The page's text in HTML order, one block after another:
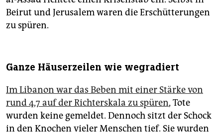
Beirut und Jerusalem waren die Erschütterungen
zu spüren.
Ganze Häuserzeilen wie wegradiert
Im Libanon war das Beben mit einer Stärke von
rund 4,7 auf der Richterskala zu spüren, Tote
wurden keine gemeldet. Dennoch sitzt der Schock
in den Knochen vieler Menschen tief. Sie wurden